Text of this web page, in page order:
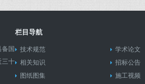
国
三十
栏目导航
技术规范
学术论文
相关知识
招标公告
图纸图集
施工视频